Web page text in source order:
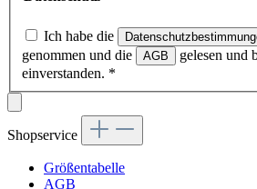
Ich habe die
genommen und die
AGB
gelesen und
einverstanden. *
Shopservice
Größentabelle
AGB